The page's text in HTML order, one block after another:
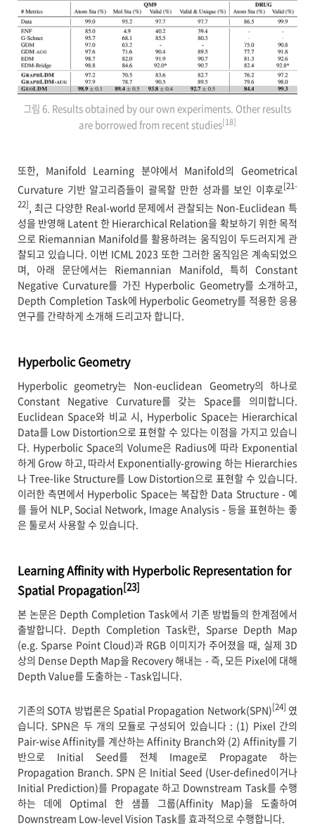
그림 6. Results obtained by our own experiments. Other results
are borrowed from recent studies[18]
또한, Manifold Learning 분야에서 Manifold의 Geometrical
Curvature 기반 알고리즘들이 괄목할 만한 성과를 보인 이후로[21-
22] , 최근 다양한 Real-world 문제에서 관찰되는 Non-Euclidean 특
성을 반영해 Latent 한 Hierarchical Relation을 확보하기 위한 목적
으로 Riemannian Manifold를 활용하려는 움직임이 두드러지게 관
찰되고 있습니다. 이번 ICML 2023 또한 그러한 움직임은 계속되었으
며, 아래 문단에서는 Riemannian Manifold, 특히 Constant
Negative Curvature를 가진 Hyperbolic Geometry를 소개하고,
Depth Completion Task에 Hyperbolic Geometry를 적용한 응용
연구를 간략하게 소개해 드리고자 합니다.
Hyperbolic Geometry
Hyperbolic geometry는 Non-euclidean Geometry의 하나로
Constant Negative Curvature를 갖는 Space를 의미합니다.
Euclidean Space와 비교 시, Hyperbolic Space는 Hierarchical
Data를 Low Distortion으로 표현할 수 있다는 이점을 가지고 있습니
다. Hyperbolic Space의 Volume은 Radius에 따라 Exponential
하게 Grow 하고, 따라서 Exponentially-growing 하는 Hierarchies
나 Tree-like Structure를 Low Distortion으로 표현할 수 있습니다.
이러한 측면에서 Hyperbolic Space는 복잡한 Data Structure - 예
를 들어 NLP, Social Network, Image Analysis - 등을 표현하는 좋
은 툴로서 사용할 수 있습니다.
Learning Affinity with Hyperbolic Representation for
Spatial Propagation[23]
본 논문은 Depth Completion Task에서 기존 방법들의 한계점에서
출발합니다. Depth Completion Task란, Sparse Depth Map
(e.g. Sparse Point Cloud)과 RGB 이미지가 주어졌을 때, 실제 3D
상의 Dense Depth Map을 Recovery 해내는 - 즉, 모든 Pixel에 대해
Depth Value를 도출하는 - Task입니다.
기존의 SOTA 방법론은 Spatial Propagation Network(SPN)[24] 였
습니다. SPN은 두 개의 모듈로 구성되어 있습니다 : (1) Pixel 간의
Pair-wise Affinity를 계산하는 Affinity Branch와 (2) Affinity를 기
반으로 Initial Seed를 전체 Image로 Propagate 하는
Propagation Branch. SPN 은 Initial Seed (User-defined이거나
Initial Prediction)를 Propagate 하고 Downstream Task를 수행
하는 데에 Optimal 한 샘플 그룹(Affinity Map)을 도출하여
Downstream Low-level Vision Task를 효과적으로 수행합니다.